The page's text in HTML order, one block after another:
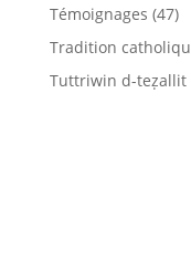
Témoignages (47)
Tradition
Tuttriwin d-teẓallit